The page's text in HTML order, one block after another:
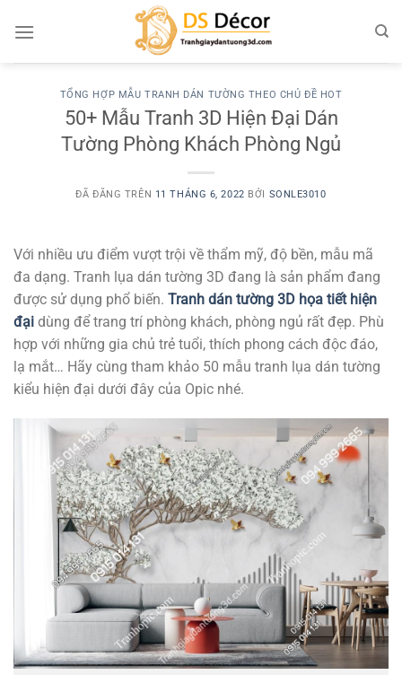
đến
TỔNG HỢP MẪU TRANH DÁN TƯỜNG THEO CHỦ ĐỀ HOT
50+ Mẫu Tranh 3D Hiện Đại Dán
Tường Phòng Khách Phòng Ngủ
ĐÃ ĐĂNG TRÊN 11 THÁNG 6, 2022 BỞI SONLE3010
Với nhiều ưu điểm vượt trội về thẩm mỹ, độ bền, mẫu mã
đa dạng. Tranh lụa dán tường 3D đang là sản phẩm đang
được sử dụng phổ biến. Tranh dán tường 3D họa tiết hiện
đại dùng để trang trí phòng khách, phòng ngủ rất đẹp. Phù
hợp với những gia chủ trẻ tuổi, thích phong cách độc đáo,
lạ mắt… Hãy cùng tham khảo 50 mẫu tranh lụa dán tường
kiểu hiện đại dưới đây của Opic nhé.